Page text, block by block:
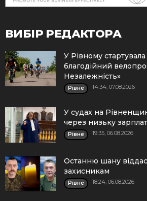
ВИБІР РЕДАКТОРА
У Рівному
благодійний
Незалежність»
Рівне 14:34, 07.08.2026
У судах на
через низьку
Рівне 19:35, 06.08.2026
Останню шану
захисникам
Рівне 18:24, 06.08.2026